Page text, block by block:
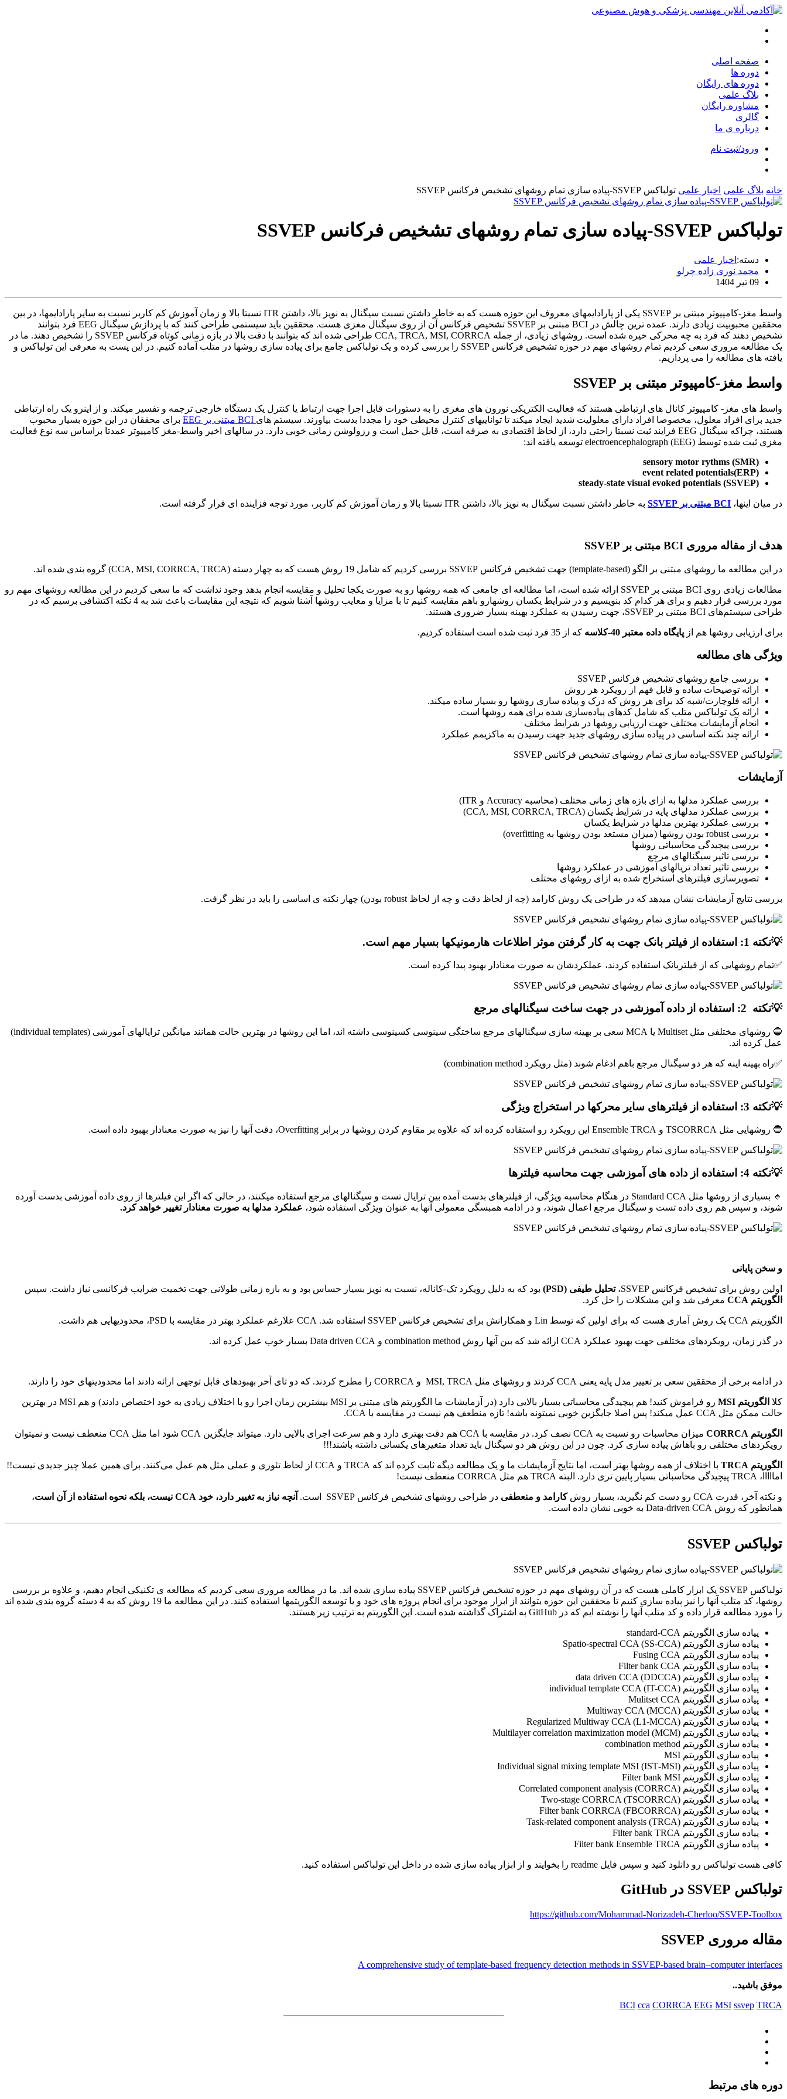
صفحه اصلی
دوره ها
دوره های رایگان
بلاگ علمی
مشاوره رایگان
گالری
درباره ی ما
ورود/ثبت نام
خانه بلاگ علمی اخبار علمی تولباکس SSVEP-پیاده سازی تمام روشهای تشخیص فرکانس SSVEP
تولباکس SSVEP-پیاده سازی تمام روشهای تشخیص فرکانس SSVEP
دسته: اخبار علمی
محمد نوری زاده چرلو
09 تیر 1404
واسط مغز-کامپیوتر مبتنی بر SSVEP یکی از پارادایمهای معروف این حوزه هست که به خاطر داشتن نسبت سیگنال به نویز بالا، داشتن ITR نسبتا بالا و زمان آموزش کم کاربر نسبت به سایر پارادایمها، در بین
محققین محبوبیت زیادی دارند. عمده ترین چالش در BCI مبتنی بر SSVEP تشخیص فرکانس آن از روی سیگنال مغزی هست. محققین باید سیستمی طراحی کنند که با پردازش سیگنال EEG فرد بتوانند
تشخیص دهند که فرد به چه محرکی خیره شده است. روشهای زیادی، از جمله CCA, TRCA, MSI, CORRCA طراحی شده اند که بتوانند با دقت بالا در بازه زمانی کوتاه فرکانس SSVEP را تشخیص دهند. ما در
یک مطالعه مروری سعی کردیم تمام روشهای مهم در حوزه تشخیص فرکانس SSVEP را بررسی کرده و یک تولباکس جامع برای پیاده سازی روشها در متلب آماده کنیم. در این پست به معرفی این تولباکس و
یافته های مطالعه را می پردازیم.
واسط مغز-کامپیوتر مبتنی بر SSVEP
واسط های مغز- کامپیوتر کانال های ارتباطی هستند که فعالیت الکتریکی نورون های مغزی را به دستورات قابل اجرا جهت ارتباط یا کنترل یک دستگاه خارجی ترجمه و تفسیر میکند. و از اینرو یک راه ارتباطی
جدید برای افراد معلول، مخصوصا افراد دارای معلولیت شدید ایجاد میکند تا تواناییهای کنترل محیطی خود را مجددا بدست بیاورند. سیستم های
برای محققان در این حوزه بسیار محبوب
هستند، چراکه سیگنال EEG فرایند ثبت نسبتا راحتی دارد، از لحاظ اقتصادی به صرفه است، قابل حمل است و رزولوشن زمانی خوبی دارد. در سالهای اخیر واسط-مغز کامپیوتر عمدتا براساس سه نوع فعالیت
مغزی ثبت شده توسط electroencephalograph (EEG) توسعه یافته اند:
sensory motor rythms (SMR)
event related potentials(ERP)
steady-state visual evoked potentials (SSVEP)
در میان اینها، BCI مبتنی بر SSVEP به خاطر داشتن نسبت سیگنال به نویز بالا، داشتن ITR نسبتا بالا و زمان آموزش کم کاربر، مورد توجه فزاینده ای قرار گرفته است.
هدف از مقاله مروری BCI مبتنی بر SSVEP
در این مطالعه ما روشهای مبتنی بر الگو (template-based) جهت تشخیص فرکانس SSVEP بررسی کردیم که شامل 19 روش هست که به چهار دسته (CCA, MSI, CORRCA, TRCA) گروه بندی شده اند.
مطالعات زیادی روی BCI مبتنی بر SSVEP ارائه شده است، اما مطالعه ای جامعی که همه روشها رو به صورت یکجا تحلیل و مقایسه انجام بدهد وجود نداشت که ما سعی کردیم در این مطالعه روشهای مهم رو
مورد بررسی قرار دهیم و برای هر کدام کد بنویسیم و در شرایط یکسان روشهارو باهم مقایسه کنیم تا با مزایا و معایب روشها آشنا شویم که نتیجه این مقایسات باعث شد به 4 نکته اکتشافی برسیم که در
طراحی سیستم‌های BCI مبتنی بر SSVEP، جهت رسیدن به عملکرد بهینه بسیار ضروری هستند.
برای ارزیابی روشها هم از پایگاه داده معتبر 40-کلاسه که از 35 فرد ثبت شده است استفاده کردیم.
ویژگی های مطالعه
بررسی جامع روشهای تشخیص فرکانس SSVEP
ارائه توضیحات ساده و قابل فهم از رویکرد هر روش
ارائه فلوچارت/شبه کد برای هر روش که درک و پیاده سازی روشها رو بسیار ساده میکند.
ارائه یک تولباکس متلب که شامل کدهای پیاده‌سازی شده برای همه روشها است.
انجام آزمایشات مختلف جهت ارزیابی روشها در شرایط مختلف
ارائه چند نکته اساسی در پیاده سازی روشهای جدید جهت رسیدن به ماکزیمم عملکرد
آزمایشات
بررسی عملکرد مدلها به ازای بازه های زمانی مختلف (محاسبه Accuracy و ITR)
بررسی عملکرد مدلهای پایه در شرایط یکسان (CCA, MSI, CORRCA, TRCA)
بررسی عملکرد بهترین مدلها در شرایط یکسان
بررسی robust بودن روشها (میزان مستعد بودن روشها به overfitting)
بررسی پیچیدگی محاسباتی روشها
بررسی تاثیر سیگنالهای مرجع
بررسی تاثیر تعداد تریالهای آموزشی در عملکرد روشها
تصویرسازی فیلترهای استخراج شده به ازای روشهای مختلف
بررسی نتایج آزمایشات نشان میدهد که در طراحی یک روش کارامد (چه از لحاظ دقت و چه از لحاظ robust بودن) چهار نکته ی اساسی را باید در نظر گرفت.
💡نکته 1: استفاده از فیلتر بانک جهت به کار گرفتن موثر اطلاعات هارمونیکها بسیار مهم است.
✅تمام روشهایی که از فیلتربانک استفاده کردند، عملکردشان به صورت معنادار بهبود پیدا کرده است.
💡نکته استفاده از داده آموزشی در جهت ساخت سیگنالهای مرجع
🔵 روشهای مختلفی مثل Multiset یا MCA سعی بر بهینه سازی سیگنالهای مرجع ساختگی سینوسی کسینوسی داشته اند، اما این روشها در بهترین حالت همانند میانگین ترایالهای آموزشی (individual templates)
عمل کرده اند.
✅راه بهینه اینه که هر دو سیگنال مرجع باهم ادغام شوند (مثل رویکرد combination method)
💡نکته 3: استفاده از فیلترهای سایر محرکها در استخراج ویژگی
🔵 روشهایی مثل TSCORRCA و Ensemble TRCA این رویکرد رو استفاده کرده اند که علاوه بر مقاوم کردن روشها در برابر Overfitting، دقت آنها را نیز به صورت معنادار بهبود داده است.
💡نکته 4: استفاده از داده های آموزشی جهت محاسبه فیلترها
🔹 بسیاری از روشها مثل Standard CCA در هنگام محاسبه ویژگی، از فیلترهای بدست آمده بین ترایال تست و سیگنالهای مرجع استفاده میکنند، در حالی که اگر این فیلترها از روی داده آموزشی بدست آورده
شوند، و سپس هم روی داده تست و سیگنال مرجع اعمال شوند، و در ادامه همبسگی معمولی آنها به عنوان ویژگی استفاده شود، عملکرد مدلها به صورت معنادار تغییر خواهد کرد.
و سخن پایانی
اولین روش برای تشخیص فرکانس SSVEP، تحلیل طیفی (PSD)
بود که به دلیل رویکرد تک-کاناله، نسبت به نویز بسیار حساس بود و به بازه زمانی طولانی جهت تخمیت ضرایب فرکانسی نیاز داشت. سپس
الگوریتم CCA
معرفی شد و این مشکلات را حل کرد.
الگوریتم CCA یک روش آماری هست که برای اولین که توسط Lin و همکارانش برای تشخیص فرکانس SSVEP استفاده شد. CCA علارغم عملکرد بهتر در مقایسه با PSD، محدودیهایی هم داشت.
در گذر زمان، رویکردهای مختلفی جهت بهبود عملکرد CCA ارائه شد که بین آنها روش combination method و Data driven CCA بسیار خوب عمل کرده اند.
در ادامه برخی از محققین سعی بر تغییر مدل پایه یعنی CCA کردند و روشهای مثل MSI, TRCA و CORRCA را مطرح کردند. که دو تای آخر بهبودهای قابل توجهی ارائه دادند اما محدودیتهای خود را دارند.
کلا الگوریتم MSI
رو فراموش کنید! هم پیچیدگی محاسباتی بسیار بالایی دارد (در آزمایشات ما الگوریتم های مبتنی بر MSI بیشترین زمان اجرا رو با اختلاف زیادی به خود اختصاص دادند) و هم MSI در بهترین
حالت ممکن مثل CCA عمل میکند! پس اصلا جایگزین خوبی نمیتونه باشه! تازه منطعف هم نیست در مقایسه با CCA.
الگوریتم CORRCA
میزان محاسبات رو نسبت به CCA نصف کرد. در مقایسه با CCA هم دقت بهتری دارد و هم سرعت اجرای بالایی دارد. میتواند جایگزین CCA شود اما مثل CCA منعطف نیست و نمیتوان
رویکردهای مختلفی رو باهاش پیاده سازی کرد. چون در این روش هر دو سیگنال باید تعداد متغیرهای یکسانی داشته باشند!!!
الگوریتم TRCA
با اختلاف از همه روشها بهتر است، اما نتایج آزمایشات ما و یک مطالعه دیگه ثابت کرده اند که TRCA و CCA از لحاظ تئوری و عملی مثل هم عمل می‌کنند. برای همین عملا چیز جدیدی نیست!!
امااااا، TRCA پیچیدگی محاسباتی بسیار پایین تری دارد. البته TRCA هم مثل CORRCA منعطف نیست!
و نکته آخر، قدرت CCA رو دست کم نگیرید، بسیار روش کارامد و منعطفی در طراحی روشهای تشخیص فرکانس SSVEP است. آنچه نیاز به تغییر دارد، خود CCA نیست، بلکه نحوه استفاده از آن است
،
همانطور که روش Data-driven CCA به ‌خوبی نشان داده است.
تولباکس SSVEP
تولباکس SSVEP یک ابزار کاملی هست که در آن روشهای مهم در حوزه تشخیص فرکانس SSVEP پیاده سازی شده اند. ما در مطالعه مروری سعی کردیم که مطالعه ی تکنیکی انجام دهیم، و علاوه بر بررسی
روشها، کد متلب آنها را نیز پیاده سازی کنیم تا محققین این حوزه بتوانند از ابزار موجود برای انجام پروژه های خود و یا توسعه الگوریتمها استفاده کنند. در این مطالعه ما 19 روش که به 4 دسته گروه بندی شده اند
را مورد مطالعه قرار داده و کد متلب آنها را نوشته ایم که در GitHub به اشتراک گذاشته شده است. این الگوریتم به ترتیب زیر هستند.
پیاده سازی الگوریتم standard-CCA
پیاده سازی الگوریتم Spatio-spectral CCA (SS-CCA)
پیاده سازی الگوریتم Fusing CCA
پیاده سازی الگوریتم Filter bank CCA
پیاده سازی الگوریتم data driven CCA (DDCCA)
پیاده سازی الگوریتم individual template CCA (IT-CCA)
پیاده سازی الگوریتم Mulitset CCA
پیاده سازی الگوریتم Multiway CCA (MCCA)
پیاده سازی الگوریتم Regularized Multiway CCA (L1-MCCA)
پیاده سازی الگوریتم Multilayer correlation maximization model (MCM)
پیاده سازی الگوریتم combination method
پیاده سازی الگوریتم MSI
پیاده سازی الگوریتم Individual signal mixing template MSI (IST‑MSI)
پیاده سازی الگوریتم Filter bank MSI
پیاده سازی الگوریتم Correlated component analysis (CORRCA)
پیاده سازی الگوریتم Two‑stage CORRCA (TSCORRCA)
پیاده سازی الگوریتم Filter bank CORRCA (FBCORRCA)
پیاده سازی الگوریتم Task‑related component analysis (TRCA)
پیاده سازی الگوریتم Filter bank TRCA
پیاده سازی الگوریتم Filter bank Ensemble TRCA
کافی هست تولباکس رو دانلود کنید و سپس فایل readme را بخوایند و از ابزار پیاده سازی شده در داخل این تولباکس استفاده کنید.
تولباکس SSVEP در GitHub
https://github.com/Mohammad-Norizadeh-Cherloo/SSVEP-Toolbox
مقاله مروری SSVEP
A comprehensive study of template-based frequency detection methods in SSVEP-based brain–computer interfaces
موفق باشید..
BCI cca CORRCA EEG MSI ssvep TRCA
دوره های مرتبط